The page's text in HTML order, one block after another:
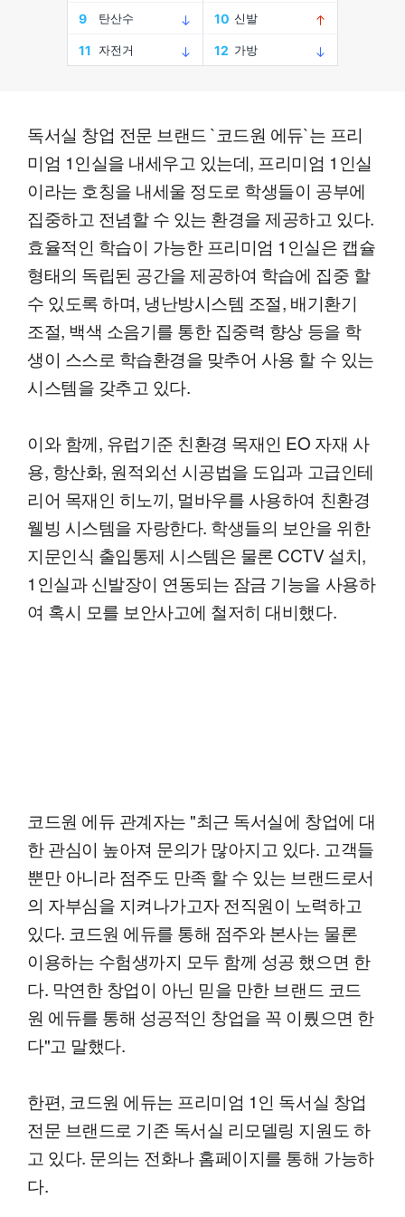
독서실 창업 전문 브랜드 `코드원 에듀`는 프리
미엄 1인실을 내세우고 있는데, 프리미엄 1인실
이라는 호칭을 내세울 정도로 학생들이 공부에
집중하고 전념할 수 있는 환경을 제공하고 있다.
효율적인 학습이 가능한 프리미엄 1인실은 캡슐
형태의 독립된 공간을 제공하여 학습에 집중 할
수 있도록 하며, 냉난방시스템 조절, 배기환기
조절, 백색 소음기를 통한 집중력 향상 등을 학
생이 스스로 학습환경을 맞추어 사용 할 수 있는
시스템을 갖추고 있다.
이와 함께, 유럽기준 친환경 목재인 EO 자재 사
용, 항산화, 원적외선 시공법을 도입과 고급인테
리어 목재인 히노끼, 멀바우를 사용하여 친환경
웰빙 시스템을 자랑한다. 학생들의 보안을 위한
지문인식 출입통제 시스템은 물론 CCTV 설치,
1인실과 신발장이 연동되는 잠금 기능을 사용하
여 혹시 모를 보안사고에 철저히 대비했다.
코드원 에듀 관계자는 "최근 독서실에 창업에 대
한 관심이 높아져 문의가 많아지고 있다. 고객들
뿐만 아니라 점주도 만족 할 수 있는 브랜드로서
의 자부심을 지켜나가고자 전직원이 노력하고
있다. 코드원 에듀를 통해 점주와 본사는 물론
이용하는 수험생까지 모두 함께 성공 했으면 한
다. 막연한 창업이 아닌 믿을 만한 브랜드 코드
원 에듀를 통해 성공적인 창업을 꼭 이뤘으면 한
다"고 말했다.
한편, 코드원 에듀는 프리미엄 1인 독서실 창업
전문 브랜드로 기존 독서실 리모델링 지원도 하
고 있다. 문의는 전화나 홈페이지를 통해 가능하
다.